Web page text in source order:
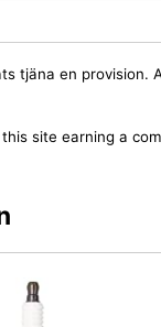
tjäna en provision.
site earning a